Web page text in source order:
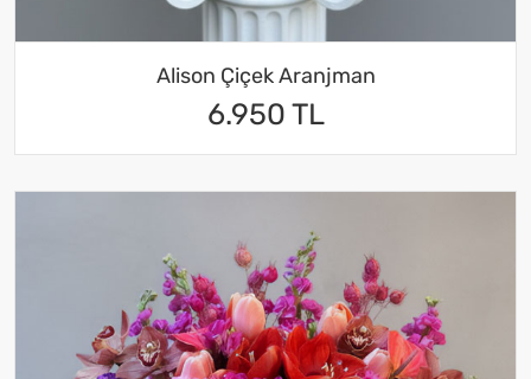
Alison Çiçek Aranjman
6.950 TL